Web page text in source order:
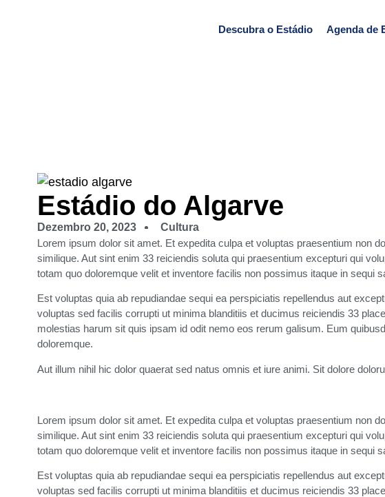
Descubra o Estádio Agenda de
Estádio do Algarve
Dezembro 20, 2023
Cultura
Lorem ipsum dolor sit amet. Et expedita culpa et voluptas praesentium non
similique. Aut sint enim 33 reiciendis soluta qui praesentium excepturi qui
totam quo doloremque velit et inventore facilis non possimus itaque in sequi
Est voluptas quia ab repudiandae sequi ea perspiciatis repellendus aut
voluptas sed facilis corrupti ut minima blanditiis et ducimus reiciendis 33
molestias harum sit quis ipsam id odit nemo eos rerum galisum. Eum
doloremque.
Aut illum nihil hic dolor quaerat sed natus omnis et iure animi. Sit dolore
Lorem ipsum dolor sit amet. Et expedita culpa et voluptas praesentium non
similique. Aut sint enim 33 reiciendis soluta qui praesentium excepturi qui
totam quo doloremque velit et inventore facilis non possimus itaque in sequi
Est voluptas quia ab repudiandae sequi ea perspiciatis repellendus aut
voluptas sed facilis corrupti ut minima blanditiis et ducimus reiciendis 33